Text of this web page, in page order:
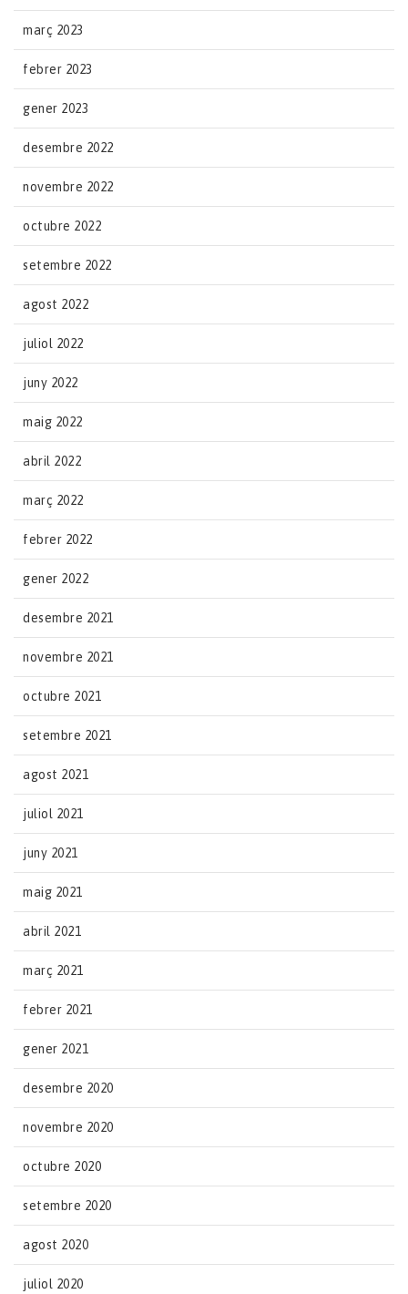
març 2023
febrer 2023
gener 2023
desembre 2022
novembre 2022
octubre 2022
setembre 2022
agost 2022
juliol 2022
juny 2022
maig 2022
abril 2022
març 2022
febrer 2022
gener 2022
desembre 2021
novembre 2021
octubre 2021
setembre 2021
agost 2021
juliol 2021
juny 2021
maig 2021
abril 2021
març 2021
febrer 2021
gener 2021
desembre 2020
novembre 2020
octubre 2020
setembre 2020
agost 2020
juliol 2020